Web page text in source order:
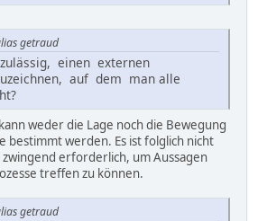
getraud
einen externen
auf dem man alle
weder die Lage noch die Bewegung
bestimmt werden. Es ist folglich nicht
erforderlich, um Aussagen
treffen zu können.
getraud